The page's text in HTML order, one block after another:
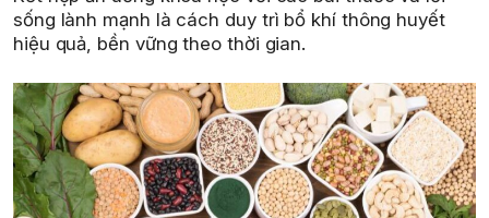
sống lành mạnh là cách duy trì bổ khí thông huyết
hiệu quả, bền vững theo thời gian.